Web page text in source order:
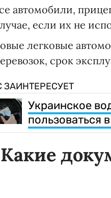
автомобили,
если их не
легковые
срок
ЗАИНТЕРЕСУЕТ
Украинское
пользоваться
Какие